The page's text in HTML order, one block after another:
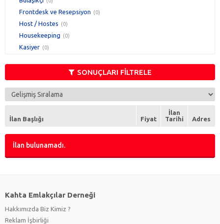
Frontdesk ve Resepsiyon (0)
Host / Hostes (0)
Housekeeping (0)
Kasiyer (0)
(0)
Otel Yöneticisi
Pide & Fırın Ustası
Servis Elemanı
SONUÇLARI FİLTRELE
İlan Başlığı Fiyat
İlan
Tarihi
Adres
İlan bulunamadı.
Kahta Emlakçılar Derneği
Hakkımızda Biz Kimiz ?
Reklam İşbirliği